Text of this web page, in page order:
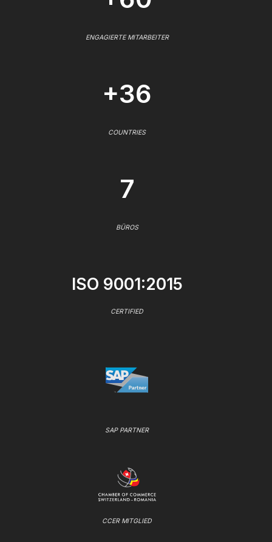
ENGAGIERTE MITARBEITER
+36
COUNTRIES
7
BÜROS
ISO 9001:2015
CERTIFIED
SAP PARTNER
CCER MITGLIED